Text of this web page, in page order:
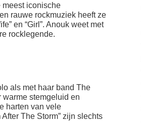
meest iconische
rauwe rockmuziek heeft ze
en “Girl”. Anouk weet met
rocklegende.
als met haar band The
stemgeluid en
harten van vele
The Storm” zijn slechts